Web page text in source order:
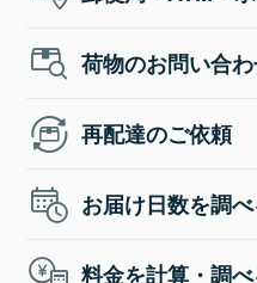
荷物のお問い合
再配達のご依頼
お届け日数を調
料金を計算・調